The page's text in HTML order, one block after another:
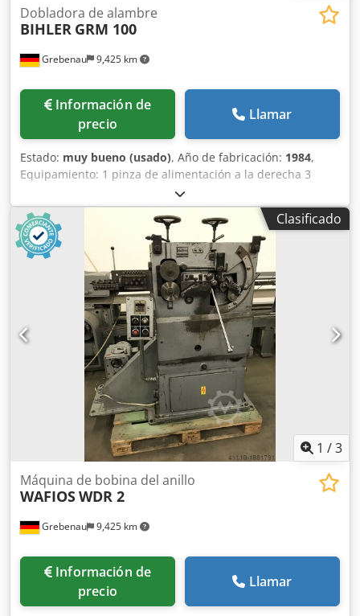
Grebenau 9,425 km
Dobladora de alambre
BIHLER GRM 100
Información de
precio
Llamar
Estado: muy bueno (usado), Año de fabricación: 1984,
Equipamiento: 1 pinza de alimentación a la derecha 3
módulos de prensa á 180 kN = Total 540 kN. 4 unidades de
carro normal Djdpfema S Nrox Ahujck 1 unidad de carro
estrecho Rango de trabajo: Grosor del alambre: hasta 10
mm Ancho de banda: hasta 100 mm Longitud de avance:
hasta 250 mm Producción: hasta 135/min
Clasificado
1 /3
Grebenau 9,425 km
Máquina de bobina del anillo
WAFIOSWDR 2
Información de
precio
Llamar